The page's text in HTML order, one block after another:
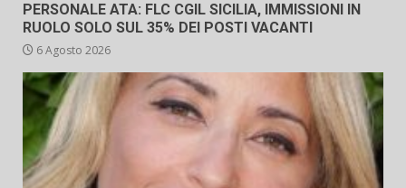
PERSONALE ATA: FLC CGIL SICILIA, IMMISSIONI IN
RUOLO SOLO SUL 35% DEI POSTI VACANTI
6 Agosto 2026